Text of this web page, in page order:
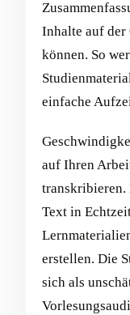
Inhalte auf der
können. So
einfache
auf Ihren
Text in
erstellen. Die
sich als